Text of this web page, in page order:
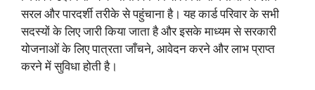
सरल और पारदर्शी तरीके से पहुंचाना है। यह कार्ड परिवार के सभी
सदस्यों के लिए जारी किया जाता है और इसके माध्यम से सरकारी
योजनाओं के लिए पात्रता जाँचने, आवेदन करने और लाभ प्राप्त
करने में सुविधा होती है।